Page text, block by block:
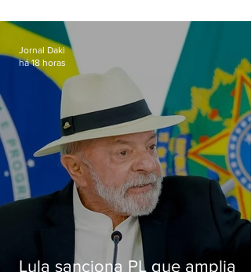
Alcântara
Lula sanciona PL que amplia
Jornal Daki
há 18 horas